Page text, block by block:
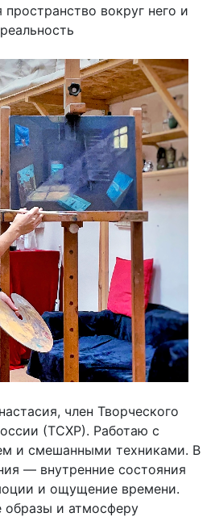
пространство вокруг него и
член Творческого
(ТСХР). Работаю с
и смешанными техниками. В
— внутренние состояния
и ощущение времени.
образы и атмосферу